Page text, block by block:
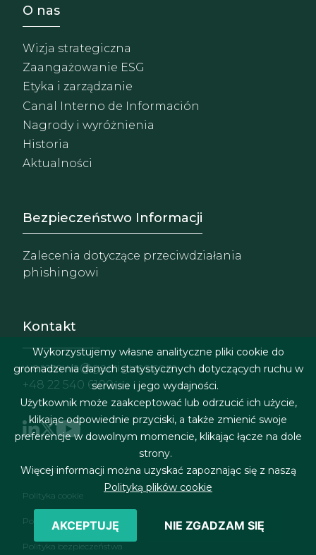
Footer - Sobre Nosotros
O nas
Wizja strategiczna
Zaangażowanie ESG
Etyka i zarządzanie
Canal Interno de Información
Nagrody i wyróżnienia
Historia
Aktualności
Footer - Extranet y
Bezpieczeństwo Informacji
Zalecenia dotyczące przeciwdziałania
phishingowi
Kontakt
warszawa@garrigues.com
+48 22 540 6100
Menu stopki
Nota prawna
Polityka cookie
Polityka prywatności
Polityka bezpieczeństwa
Wykorzystujemy własne analityczne pliki cookie do
gromadzenia danych statystycznych dotyczących ruchu w
serwisie i jego wydajności.
Użytkownik może zaakceptować lub odrzucić ich użycie,
klikając odpowiednie przyciski, a także zmienić swoje
preferencje w dowolnym momencie, klikając łącze na dole
strony.
Więcej informacji można uzyskać zapoznając się z naszą
Polityką plików cookie
AKCEPTUJĘ NIE ZGADZAM SIĘ